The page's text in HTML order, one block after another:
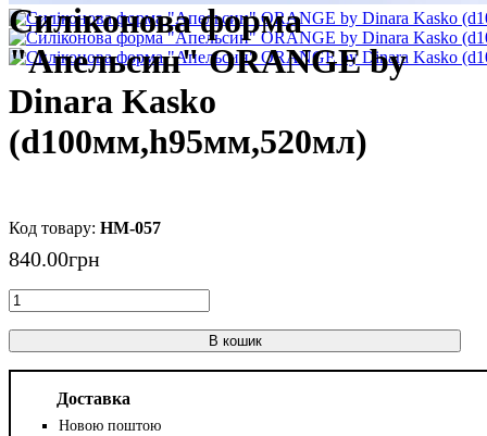
Силіконова форма
"Апельсин" ORANGE by
Dinara Kasko
(d100мм,h95мм,520мл)
HM-057
840.00грн
В кошик
Доставка
Новою поштою